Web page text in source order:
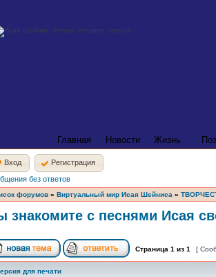
Главная Новости Жизнь
Вход
Регистрация
без ответов
форумов » Виртуальный мир Исая Шейниса »
знакомите с песнями Исая
Страница 1 из 1 [
для печати